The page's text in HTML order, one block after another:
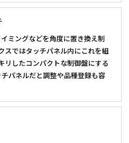
ミングなどを角度に置き換え制
スではタッチパネル内にこれを組
リしたコンパクトな制御盤にする
パネルだと調整や品種登録も容